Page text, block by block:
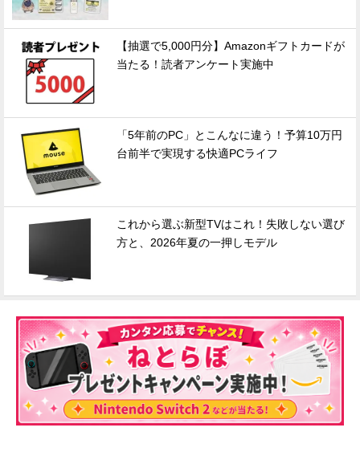
【抽選で5,000円分】Amazonギフトカードが
当たる！読者アンケート実施中
「5年前のPC」とこんなに違う！予算10万円
台前半で実現する快適PCライフ
これから選ぶ新型TVはこれ！失敗しない選び
方と、2026年夏の一押しモデル